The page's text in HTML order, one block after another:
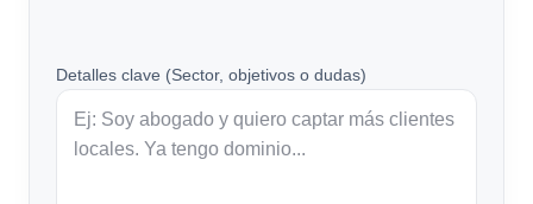
Detalles clave (Sector, objetivos o dudas)